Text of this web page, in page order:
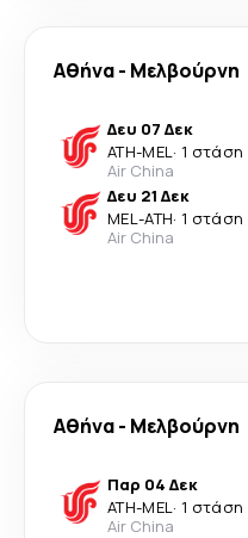
Αθήνα- Μελβούρνη
Δευ 07 Δεκ
ATH-MEL· 1 στάση
Air China
Δευ 21 Δεκ
MEL-ATH· 1 στάση
Air China
Αθήνα- Μελβούρνη
Παρ 04 Δεκ
ATH-MEL· 1 στάση
Air China